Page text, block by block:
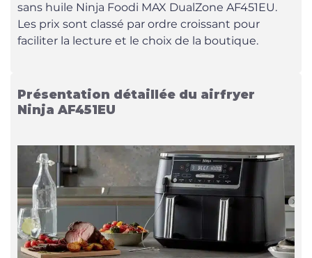
sans huile Ninja Foodi MAX DualZone AF451EU.
Les prix sont classé par ordre croissant pour
faciliter la lecture et le choix de la boutique.
Présentation détaillée du airfryer
Ninja AF451EU